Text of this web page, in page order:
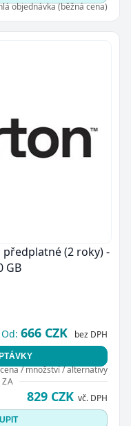
objednávka (běžná cena)
předplatné (2 roky) -
GB
Od: 666 CZK bez DPH
/ množství / alternativy
ZA
829 CZK vč. DPH